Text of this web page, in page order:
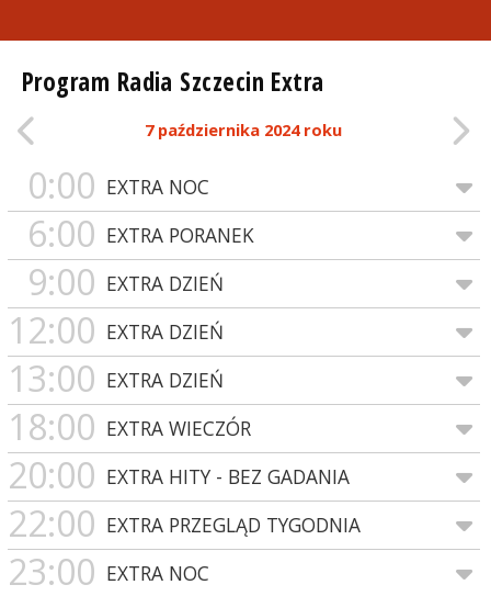
Program Radia Szczecin Extra
7 października 2024 roku
0:00 EXTRA NOC
6:00 EXTRA PORANEK
9:00 EXTRA DZIEŃ
12:00 EXTRA DZIEŃ
13:00 EXTRA DZIEŃ
18:00 EXTRA WIECZÓR
20:00 EXTRA HITY - BEZ GADANIA
22:00 EXTRA PRZEGLĄD TYGODNIA
23:00 EXTRA NOC